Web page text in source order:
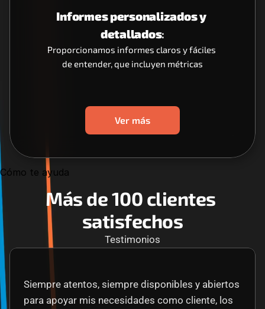
Informes personalizados y
detallados:
Proporcionamos informes claros y fáciles
de entender, que incluyen métricas
Ver más
Cómo te ayuda
Más de 100 clientes
satisfechos
Testimonios
Siempre atentos, siempre disponibles y abiertos
para apoyar mis necesidades como cliente, los